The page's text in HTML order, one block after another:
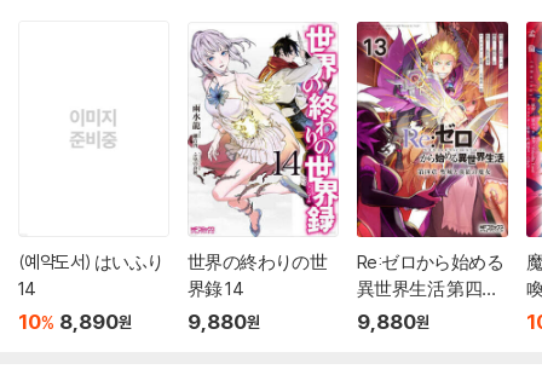
(예약도서) はいふり
14
10% 8,890원
世界の終わりの世
界錄 14
9,880원
Re:ゼロから始める
異世界生活 第四章
聖域と强欲の魔女 1
9,880원